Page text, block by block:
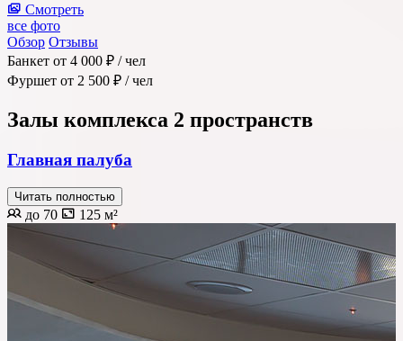
Смотреть
все фото
Обзор Отзывы
Банкет от 4 000 ₽ / чел
Фуршет от 2 500 ₽ / чел
Залы комплекса 2 пространств
Главная палуба
Читать полностью
до 70 125 м²